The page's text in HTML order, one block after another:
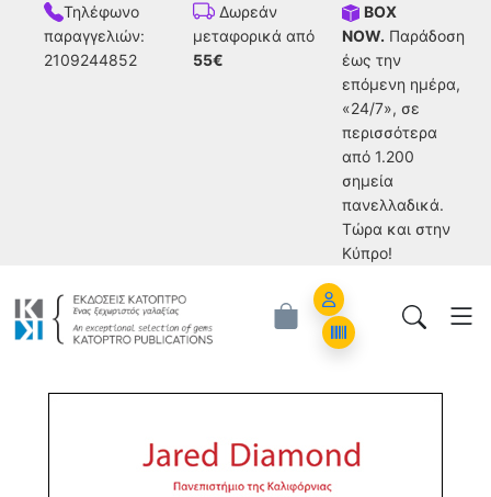
Τηλέφωνο
παραγγελιών:
2109244852
Δωρεάν
μεταφορικά από
55€
BOX
NOW. Παράδοση
έως την
επόμενη ημέρα,
«24/7», σε
περισσότερα
από 1.200
σημεία
πανελλαδικά.
Tώρα και στην
Κύπρο!
Account
Orders